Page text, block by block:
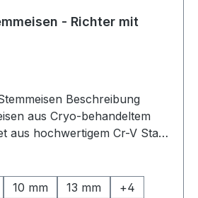
- Richter mit
aus Cryo-behandeltem
zu einer Härte von
10 mm 13 mm +4